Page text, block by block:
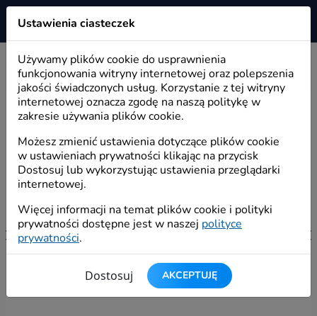
Wirtualizer
Start / Moduły / Sprzedaż
Ustawienia ciasteczek
Używamy plików cookie do usprawnienia
funkcjonowania witryny internetowej oraz polepszenia
jakości świadczonych usług. Korzystanie z tej witryny
internetowej oznacza zgodę na naszą politykę w
zakresie używania plików cookie.
Możesz zmienić ustawienia dotyczące plików cookie
w ustawieniach prywatności klikając na przycisk
Dostosuj lub wykorzystując ustawienia przeglądarki
internetowej.
Więcej informacji na temat plików cookie i polityki
prywatności dostępne jest w naszej polityce
prywatności.
Dostosuj AKCEPTUJĘ